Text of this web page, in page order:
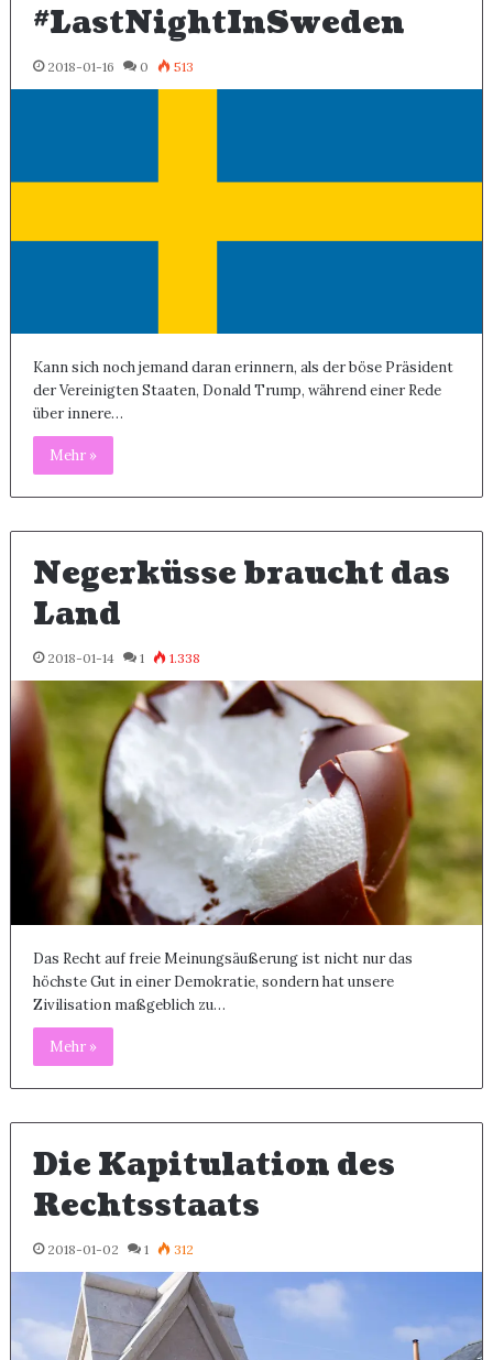
#LastNightInSweden
2018-01-16 0 513
Kann sich noch jemand daran erinnern, als der böse Präsident
der Vereinigten Staaten, Donald Trump, während einer Rede
über innere…
Mehr »
Negerküsse braucht das
Land
2018-01-14 1 1.338
Das Recht auf freie Meinungsäußerung ist nicht nur das
höchste Gut in einer Demokratie, sondern hat unsere
Zivilisation maßgeblich zu…
Mehr »
Die Kapitulation des
Rechtsstaats
2018-01-02 1 312